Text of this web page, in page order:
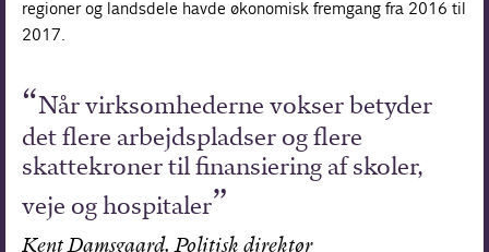
regioner og landsdele havde økonomisk fremgang fra 2016 til
2017.
Når virksomhederne vokser betyder
det flere arbejdspladser og flere
skattekroner til finansiering af skoler,
veje og hospitaler
Kent Damsgaard, Politisk direktør